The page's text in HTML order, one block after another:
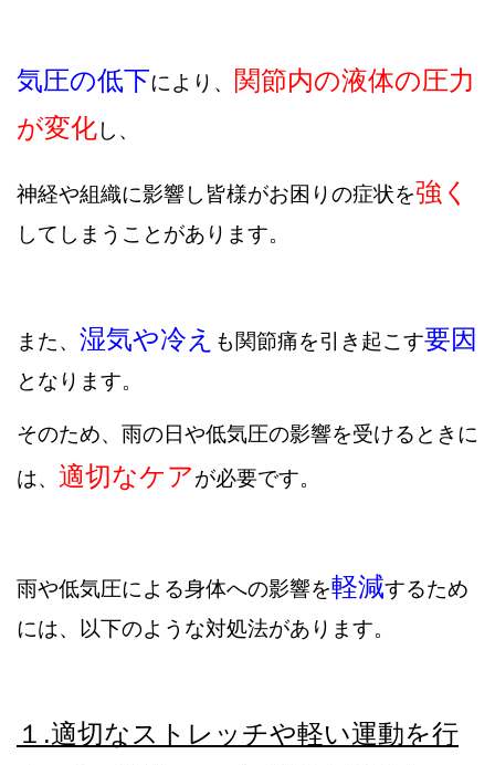
気圧の低下により、 関節内の液体の圧力
が変化し、
神経や組織に影響し皆様がお困りの症状を強く
してしまうことがあります。
また、 湿気や冷え も関節痛を引き起こす要因
となります。
そのため、雨の日や低気圧の影響を受けるときに
は、 適切なケアが必要です。
雨や低気圧による身体への影響を軽減するため
には、以下のような対処法があります。
１.適切なストレッチや軽い運動を行